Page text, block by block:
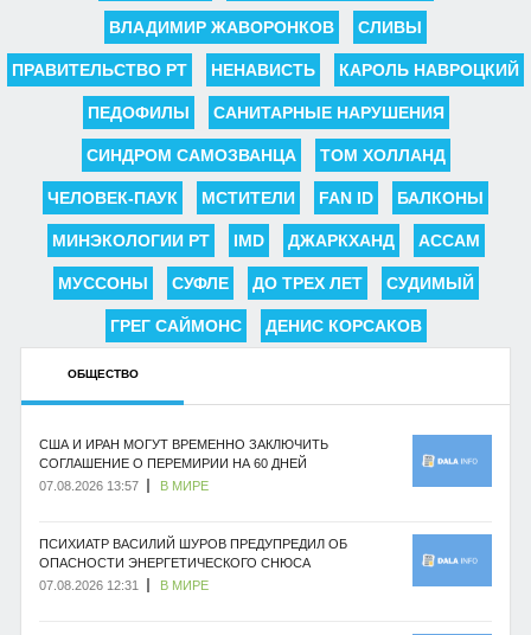
ВЛАДИМИР ЖАВОРОНКОВ СЛИВЫ
ПРАВИТЕЛЬСТВО РТ НЕНАВИСТЬ КАРОЛЬ НАВРОЦКИЙ
ПЕДОФИЛЫ САНИТАРНЫЕ НАРУШЕНИЯ
СИНДРОМ САМОЗВАНЦА ТОМ ХОЛЛАНД
ЧЕЛОВЕК-ПАУК МСТИТЕЛИ FAN ID БАЛКОНЫ
МИНЭКОЛОГИИ РТ IMD ДЖАРКХАНД АССАМ
МУССОНЫ СУФЛЕ ДО ТРЕХ ЛЕТ СУДИМЫЙ
ГРЕГ САЙМОНС ДЕНИС КОРСАКОВ
ОБЩЕСТВО
США И ИРАН МОГУТ ВРЕМЕННО ЗАКЛЮЧИТЬ
СОГЛАШЕНИЕ О ПЕРЕМИРИИ НА 60 ДНЕЙ
07.08.2026 13:57
В МИРЕ
ПСИХИАТР ВАСИЛИЙ ШУРОВ ПРЕДУПРЕДИЛ ОБ
ОПАСНОСТИ ЭНЕРГЕТИЧЕСКОГО СНЮСА
07.08.2026 12:31
В МИРЕ